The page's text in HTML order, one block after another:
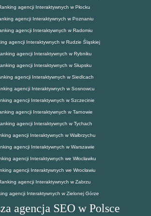
agencji Interaktywnych w Płocku
agencji Interaktywnych w Poznaniu
agencji Interaktywnych w Radomiu
agencji Interaktywnych w Rudzie Śląskiej
agencji Interaktywnych w Rybniku
agencji Interaktywnych w Słupsku
agencji Interaktywnych w Siedlcach
agencji Interaktywnych w Sosnowcu
agencji Interaktywnych w Szczecinie
agencji Interaktywnych w Tarnowie
agencji Interaktywnych w Tychach
agencji Interaktywnych w Wałbrzychu
agencji Interaktywnych w Warszawie
agencji Interaktywnych we Włocławku
agencji Interaktywnych we Wrocławiu
agencji Interaktywnych w Zabrzu
agencji Interaktywnych w Zielonej Górze
agencja SEO w Polsce